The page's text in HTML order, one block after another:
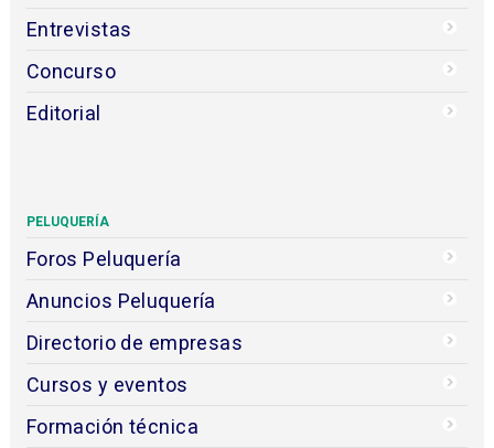
Entrevistas
Concurso
Editorial
PELUQUERÍA
Foros Peluquería
Anuncios Peluquería
Directorio de empresas
Cursos y eventos
Formación técnica